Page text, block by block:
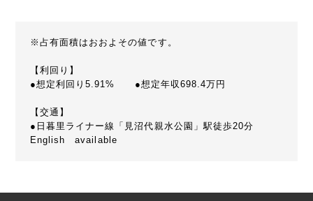
※占有面積はおおよその値です。
【利回り】
●想定利回り5.91% ●想定年収698.4万円
【交通】
●日暮里ライナー線「見沼代親水公園」駅徒歩20分
English available